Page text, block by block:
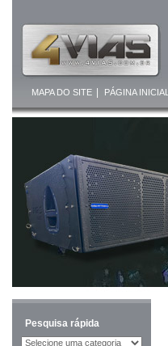
MAPA DO SITE| PÁGINA INICIAL
Pesquisa rápida